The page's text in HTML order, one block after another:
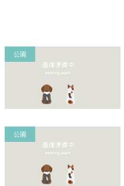
公園
公園